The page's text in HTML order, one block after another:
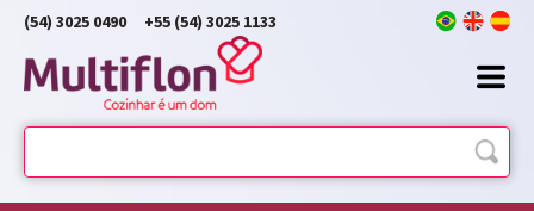
(54) 3025 0490 +55 (54) 3025 1133